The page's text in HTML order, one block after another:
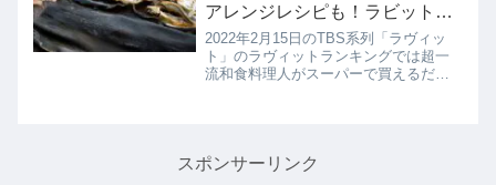
アレンジレシピも！ラビットラ
ンキング｜2月15日
2022年2月15日のTBS系列「ラヴィッ
ト」のラヴィットランキングでは超一
流和食料理人がスーパーで買えるだし
スポンサーリンク